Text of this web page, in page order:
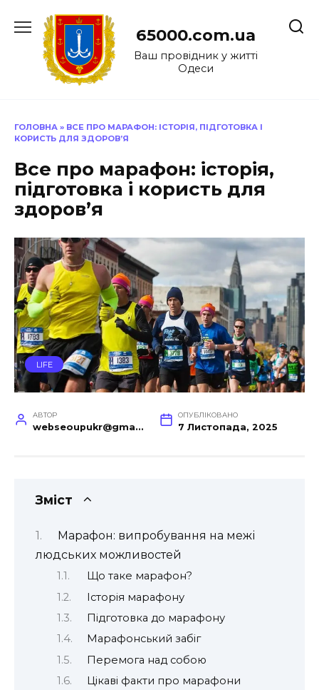
до
65000.com.ua
Ваш провідник у житті
Одеси
ГОЛОВНА » ВСЕ ПРО МАРАФОН: ІСТОРІЯ, ПІДГОТОВКА І
КОРИСТЬ ДЛЯ ЗДОРОВ’Я
Все про марафон: історія,
підготовка і користь для
здоров’я
LIFE
АВТОР
webseoupukr@gmail.com
ОПУБЛІКОВАНО
7 Листопада, 2025
Зміст
Марафон: випробування на межі
людських можливостей
Що таке марафон?
Історія марафону
Підготовка до марафону
Марафонський забіг
Перемога над собою
Цікаві факти про марафони